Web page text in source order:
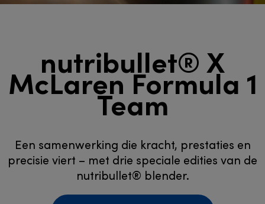
nutribullet® X
McLaren Formula 1
Team
Een samenwerking die kracht, prestaties en
precisie viert – met drie speciale edities van de
nutribullet® blender.